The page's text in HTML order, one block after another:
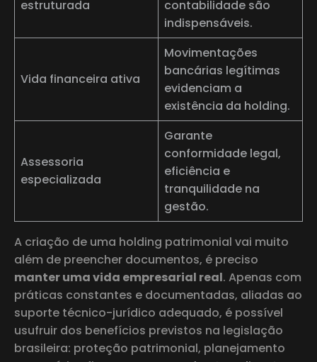
estruturada
contabilidade são
indispensáveis.
Vida financeira ativa
Movimentações
bancárias legítimas
evidenciam a
existência da holding.
Assessoria
especializada
Garante
conformidade legal,
eficiência e
tranquilidade na
gestão.
A criação de uma holding patrimonial vai muito
além de preencher documentos, é preciso
manter uma vida empresarial real. Apenas com
práticas constantes e documentadas, aliadas ao
suporte técnico-jurídico adequado, é possível
usufruir dos benefícios previstos na legislação
brasileira: proteção patrimonial, planejamento